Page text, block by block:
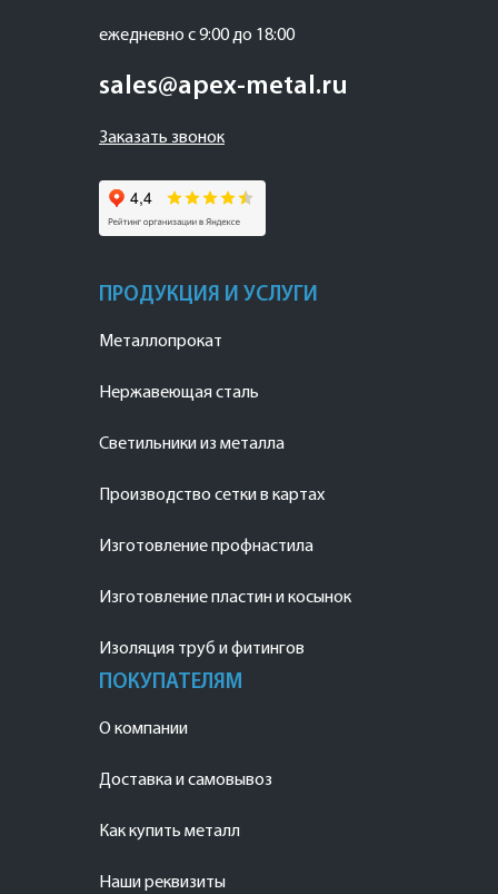
ежедневно с 9:00 до 18:00
sales@apex-metal.ru
Заказать звонок
ПРОДУКЦИЯ И УСЛУГИ
Металлопрокат
Нержавеющая сталь
Светильники из металла
Производство сетки в картах
Изготовление профнастила
Изготовление пластин и косынок
Изоляция труб и фитингов
ПОКУПАТЕЛЯМ
О компании
Доставка и самовывоз
Как купить металл
Наши реквизиты